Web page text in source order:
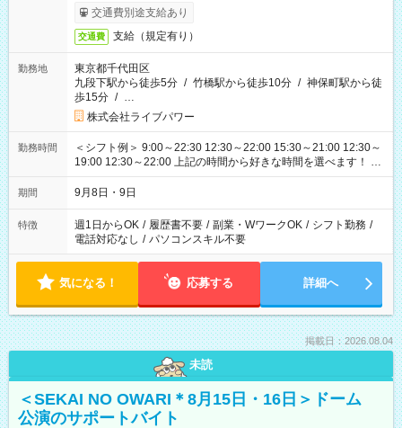
交通費別途支給あり
交通費 支給（規定有り）
勤務地
東京都千代田区
九段下駅から徒歩5分 / 竹橋駅から徒歩10分 / 神保町駅から徒
歩15分 / …
株式会社ライブパワー
勤務時間
＜シフト例＞ 9:00～22:30 12:30～22:00 15:30～21:00 12:30～
19:00 12:30～22:00 上記の時間から好きな時間を選べます！ ※
時間は変更となる可能性があります
期間 9月8日・9日
特徴 週1日からOK / 履歴書不要 / 副業・WワークOK / シフト勤務 /
電話対応なし / パソコンスキル不要
気になる！ 応募する 詳細へ
掲載日：2026.08.04
未読
＜SEKAI NO OWARI＊8月15日・16日＞ドーム
公演のサポートバイト